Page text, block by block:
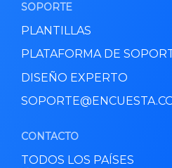
SOPORTE
PLANTILLAS
PLATAFORMA DE
DISEÑO EXPERTO
CONTACTO
TODOS LOS PAÍSES